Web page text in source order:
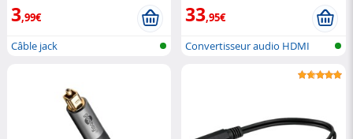
3,99€
Câble jack
33,95€
Convertisseur audio HDMI